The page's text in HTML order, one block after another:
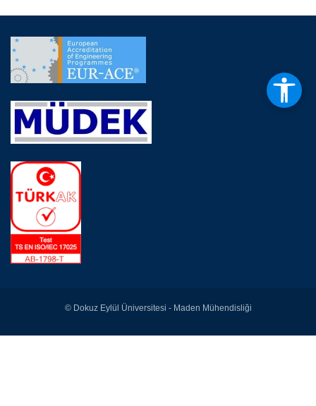
© Dokuz Eylül Üniversitesi - Maden Mühendisliği